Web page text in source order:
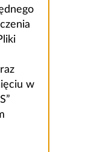
w